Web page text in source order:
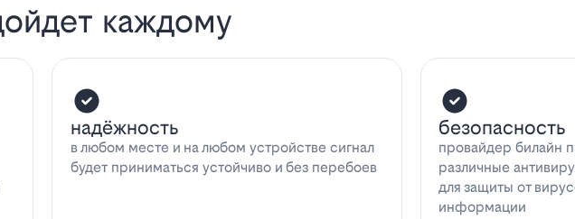
каждому
надёжность
в любом месте и на любом устройстве сигнал
будет приниматься устойчиво и без перебоев
безопасность
провайдер билайн
различные
для защиты от
информации